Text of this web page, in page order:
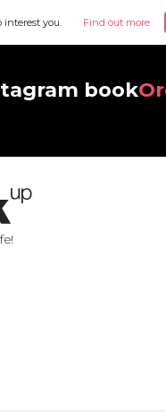
interest you. Find out more
book